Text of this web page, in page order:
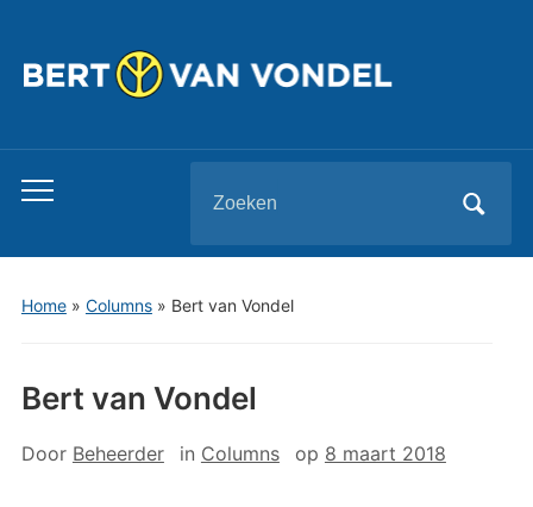
Toggle
menu
naar:
Home» Columns» Bert van Vondel
Bert van Vondel
Door Beheerder in Columns op 8 maart 2018